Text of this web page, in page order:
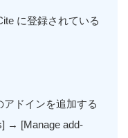
に登録されている
アドインを追加する
→ [Manage add-